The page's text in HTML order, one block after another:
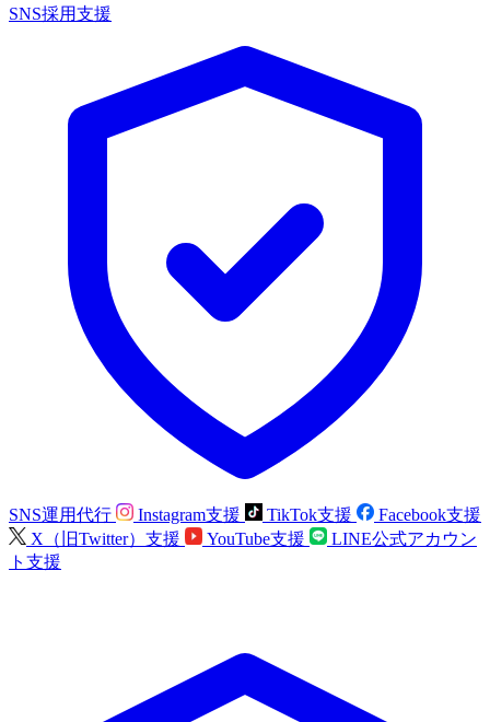
SNS採用支援
SNS運用代行 Instagram支援 TikTok支援
Facebook支援
X（旧Twitter）支援
YouTube支援
LINE公式アカウン
ト支援